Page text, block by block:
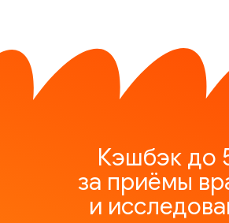
Кэшбэк до
за приёмы
и